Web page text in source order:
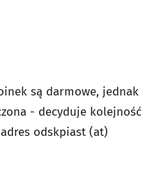
są darmowe, jednak
- decyduje kolejność
adres odskpiast (at)